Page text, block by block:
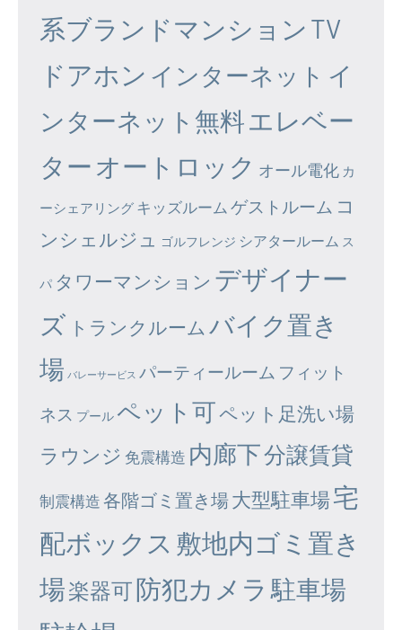
系ブランドマンション TV
ドアホン インターネット イ
ンターネット無料エレベー
ター オートロック オール電化 カ
ーシェアリング キッズルーム ゲストルーム コ
ンシェルジュ
ゴルフレンジ シアタールーム ス
パ タワーマンション デザイナー
ズ トランクルーム バイク置き
場 バレーサービス パーティールーム フィット
ネス プール ペット可ペット足洗い場
ラウンジ 免震構造 内廊下分譲賃貸
制震構造 各階ゴミ置き場大型駐車場宅
配ボックス 敷地内ゴミ置き
場楽器可防犯カメラ 駐車場